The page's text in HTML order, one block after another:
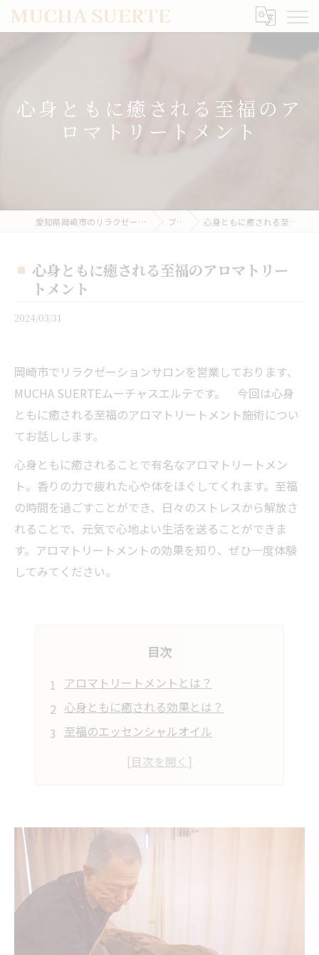
心身ともに癒される至福のア
ロマトリートメント
愛知県岡崎市のリラクゼーションならMUCHA SUERTE ブログ 心身ともに癒される至福のアロマトリートメント
心身ともに癒される至福のアロマトリー
トメント
2024/03/31
岡崎市でリラクゼーションサロンを営業しております、
MUCHA SUERTEムーチャスエルテです。 今回は心身
ともに癒される至福のアロマトリートメント施術につい
てお話しします。
心身ともに癒されることで有名なアロマトリートメン
ト。香りの力で疲れた心や体をほぐしてくれます。至福
の時間を過ごすことができ、日々のストレスから解放さ
れることで、元気で心地よい生活を送ることができま
す。アロマトリートメントの効果を知り、ぜひ一度体験
してみてください。
目次
アロマトリートメントとは？
心身ともに癒される効果とは？
至福のエッセンシャルオイル
アロマトリートメントで解消できる症状